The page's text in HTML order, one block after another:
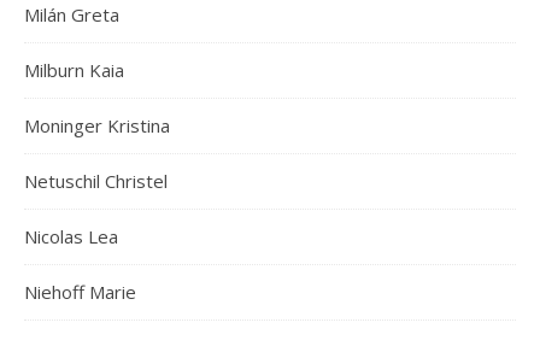
Milán Greta
Milburn Kaia
Moninger Kristina
Netuschil Christel
Nicolas Lea
Niehoff Marie